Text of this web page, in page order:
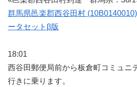
群馬県邑楽郡西谷田村
ータセットβ版
18:01
西谷田郵便局前から板倉町コミュニ
行きに乗ります。